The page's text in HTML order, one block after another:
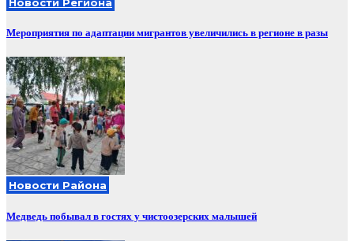
Мероприятия по адаптации мигрантов увеличились в регионе в разы
Новости Района
Медведь побывал в гостях у чистоозерских малышей